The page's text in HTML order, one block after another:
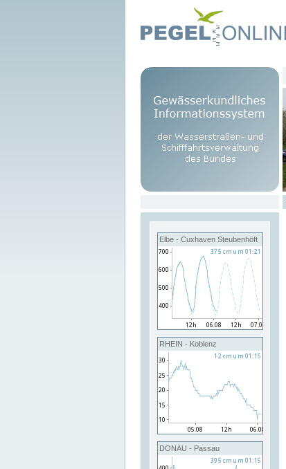
Elbe - Cuxhaven Steubenhöft
RHEIN - Koblenz
DONAU - Passau